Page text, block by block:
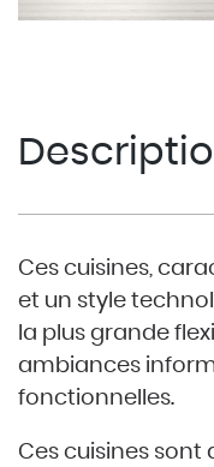
Ces cuisines,
et un style
la plus grande
ambiances
fonctionnelles.
Ces cuisines sont